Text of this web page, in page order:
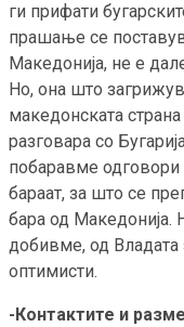
ги прифати
прашање се
Македонија, не е
Но, она што
македонската
разговара со
побаравме
бараат, за што се
бара од
добивме, од Владата
оптимисти.
-Контактите и